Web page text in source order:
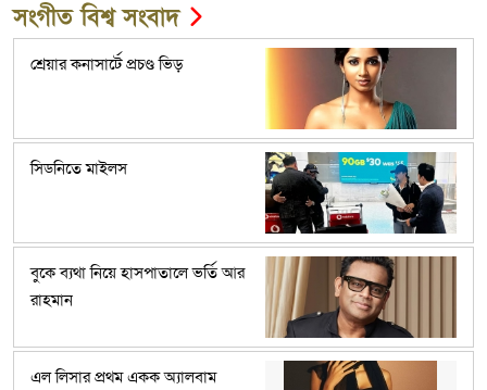
সংগীত বিশ্ব সংবাদ
শ্রেয়ার কনাসার্টে প্রচণ্ড ভিড়
সিডনিতে মাইলস
বুকে ব্যথা নিয়ে হাসপাতালে ভর্তি আর
রাহমান
এল লিসার প্রথম একক অ্যালবাম